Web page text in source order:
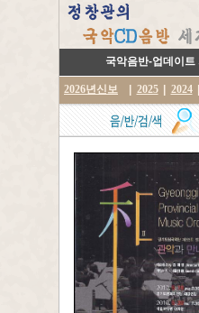
국악음반-업데이트
2026년신보 2025 2024